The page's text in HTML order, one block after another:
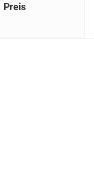
Preis